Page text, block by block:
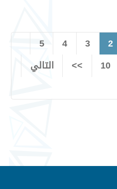
2
3
4
5
10
>>
التالي